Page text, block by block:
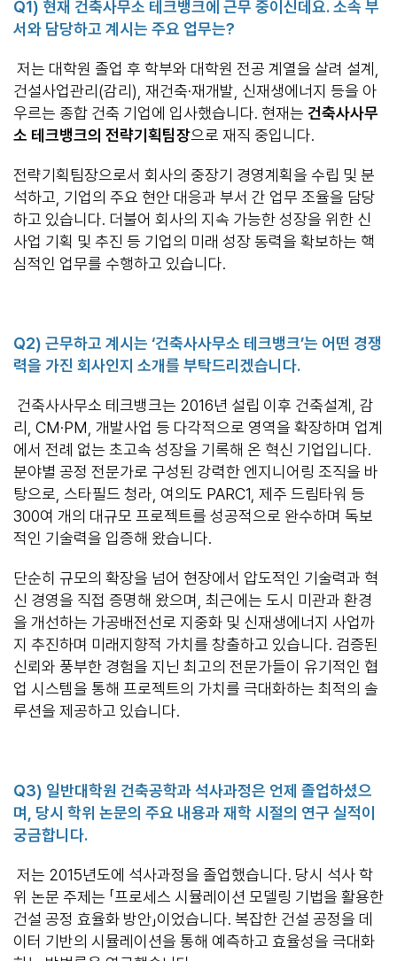
Q1) 현재 건축사무소 테크뱅크에 근무 중이신데요.소속 부
서와 담당하고 계시는 주요 업무는?
저는 대학원 졸업 후 학부와 대학원 전공 계열을 살려 설계,
건설사업관리(감리), 재건축·재개발, 신재생에너지 등을 아
우르는 종합 건축 기업에 입사했습니다. 현재는 건축사사무
소 테크뱅크의 전략기획팀장으로 재직 중입니다.
전략기획팀장으로서 회사의 중장기 경영계획을 수립 및 분
석하고, 기업의 주요 현안 대응과 부서 간 업무 조율을 담당
하고 있습니다. 더불어 회사의 지속 가능한 성장을 위한 신
사업 기획 및 추진 등 기업의 미래 성장 동력을 확보하는 핵
심적인 업무를 수행하고 있습니다.
Q2) 근무하고 계시는 ‘건축사사무소 테크뱅크’는 어떤 경쟁
력을 가진 회사인지 소개를 부탁드리겠습니다.
건축사사무소 테크뱅크는 2016년 설립 이후 건축설계, 감
리, CM·PM, 개발사업 등 다각적으로 영역을 확장하며 업계
에서 전례 없는 초고속 성장을 기록해 온 혁신 기업입니다.
분야별 공정 전문가로 구성된 강력한 엔지니어링 조직을 바
탕으로, 스타필드 청라, 여의도 PARC1, 제주 드림타워 등
300여 개의 대규모 프로젝트를 성공적으로 완수하며 독보
적인 기술력을 입증해 왔습니다.
단순히 규모의 확장을 넘어 현장에서 압도적인 기술력과 혁
신 경영을 직접 증명해 왔으며, 최근에는 도시 미관과 환경
을 개선하는 가공배전선로 지중화 및 신재생에너지 사업까
지 추진하며 미래지향적 가치를 창출하고 있습니다. 검증된
신뢰와 풍부한 경험을 지닌 최고의 전문가들이 유기적인 협
업 시스템을 통해 프로젝트의 가치를 극대화하는 최적의 솔
루션을 제공하고 있습니다.
Q3) 일반대학원 건축공학과 석사과정은 언제 졸업하셨으
며 당시 학위 논문의 주요 내용과 재학 시절의 연구 실적이
궁금합니다.
저는 2015년도에 석사과정을 졸업했습니다. 당시 석사 학
위 논문 주제는 「프로세스 시뮬레이션 모델링 기법을 활용한
건설 공정 효율화 방안」이었습니다. 복잡한 건설 공정을 데
이터 기반의 시뮬레이션을 통해 예측하고 효율성을 극대화